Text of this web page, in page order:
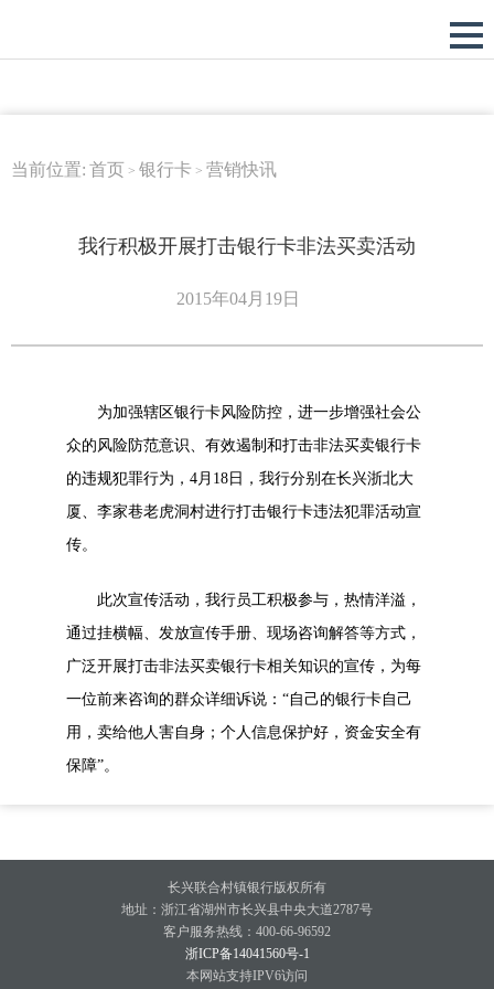
当前位置: 首页 > 银行卡 > 营销快讯
我行积极开展打击银行卡非法买卖活动
2015年04月19日
为加强辖区银行卡风险防控，进一步增强社会公
众的风险防范意识、有效遏制和打击非法买卖银行卡
的违规犯罪行为，4月18日，我行分别在长兴浙北大
厦、李家巷老虎洞村进行打击银行卡违法犯罪活动宣
传。
此次宣传活动，我行员工积极参与，热情洋溢，
通过挂横幅、发放宣传手册、现场咨询解答等方式，
广泛开展打击非法买卖银行卡相关知识的宣传，为每
一位前来咨询的群众详细诉说：“自己的银行卡自己
用，卖给他人害自身；个人信息保护好，资金安全有
保障”。
长兴联合村镇银行版权所有
地址：浙江省湖州市长兴县中央大道2787号
客户服务热线：400-66-96592
浙ICP备14041560号-1
本网站支持IPV6访问